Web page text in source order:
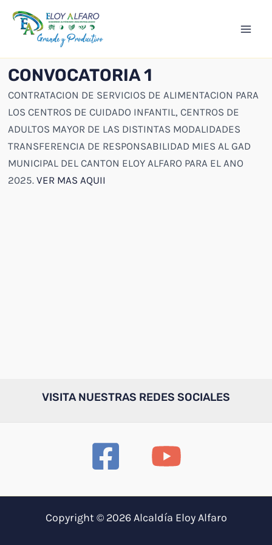
contenido
CONVOCATORIA 1
CONTRATACION DE SERVICIOS DE ALIMENTACION PARA
LOS CENTROS DE CUIDADO INFANTIL, CENTROS DE
ADULTOS MAYOR DE LAS DISTINTAS MODALIDADES
TRANSFERENCIA DE RESPONSABILIDAD MIES AL GAD
MUNICIPAL DEL CANTON ELOY ALFARO PARA EL ANO
2025.VER MAS AQUII
VISITA NUESTRAS REDES SOCIALES
Copyright © 2026 Alcaldía Eloy Alfaro